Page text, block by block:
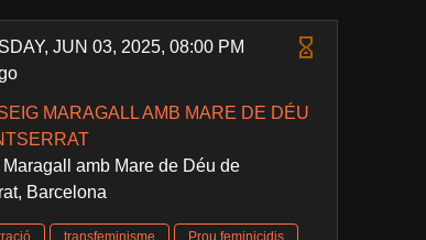
JUN 03, 2025, 08:00 PM
MARAGALL AMB MARE DE DÉU
amb Mare de Déu de
Barcelona
transfeminisme Prou feminicidis